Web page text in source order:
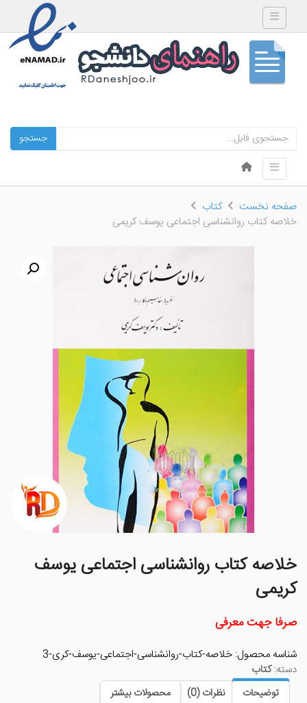
Toggle navigation
جستجو
Menu
Skip to content
Toggle navigation
صفحه نخست
کتاب
خلاصه کتاب روانشناسی اجتماعی یوسف کریمی
خلاصه کتاب روانشناسی اجتماعی یوسف
کریمی
صرفا جهت معرفی
شناسه محصول: خلاصه-کتاب-روانشناسی-اجتماعی-یوسف-کری-3
دسته:کتاب
توضیحات نظرات (0) محصولات بیشتر